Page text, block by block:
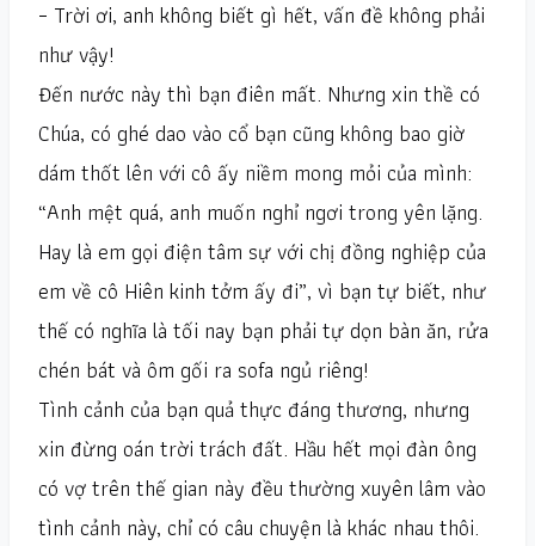
– Trời ơi, anh không biết gì hết, vấn đề không phải
như vậy!
Đến nước này thì bạn điên mất. Nhưng xin thề có
Chúa, có ghé dao vào cổ bạn cũng không bao giờ
dám thốt lên với cô ấy niềm mong mỏi của mình:
“Anh mệt quá, anh muốn nghỉ ngơi trong yên lặng.
Hay là em gọi điện tâm sự với chị đồng nghiệp của
em về cô Hiên kinh tởm ấy đi”, vì bạn tự biết, như
thế có nghĩa là tối nay bạn phải tự dọn bàn ăn, rửa
chén bát và ôm gối ra sofa ngủ riêng!
Tình cảnh của bạn quả thực đáng thương, nhưng
xin đừng oán trời trách đất. Hầu hết mọi đàn ông
có vợ trên thế gian này đều thường xuyên lâm vào
tình cảnh này, chỉ có câu chuyện là khác nhau thôi.